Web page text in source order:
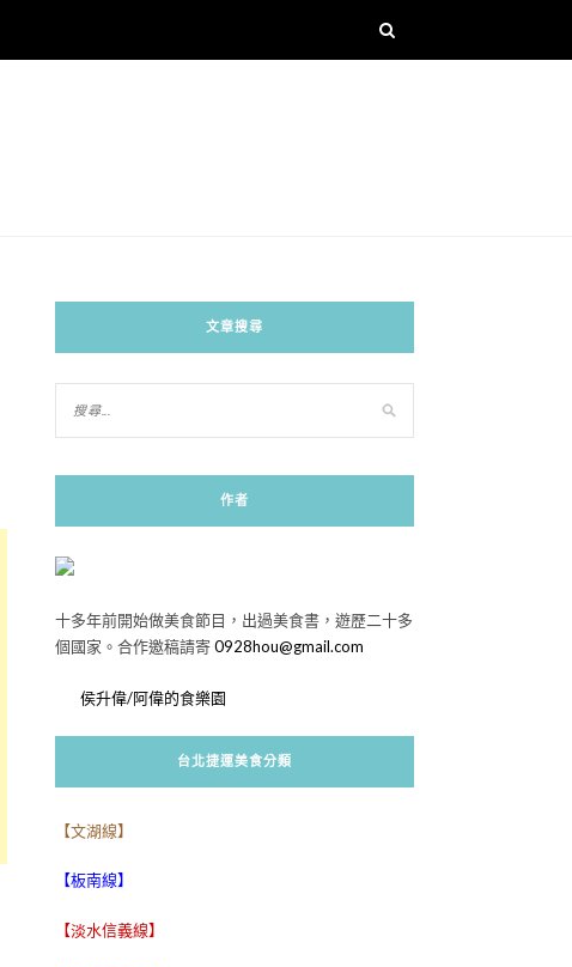
文章搜尋
作者
十多年前開始做美食節目，出過美食書，遊歷二十多
個國家。合作邀稿請寄0928hou@gmail.com
侯升偉/阿偉的食樂園
台北捷運美食分類
【文湖線】
【板南線】
【淡水信義線】